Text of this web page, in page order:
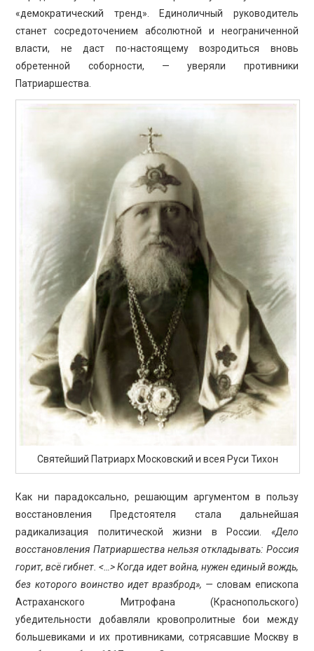
«демократический тренд». Единоличный руководитель
станет сосредоточением абсолютной и неограниченной
власти, не даст по-настоящему возродиться вновь
обретенной соборности, — уверяли противники
Патриаршества.
Святейший Патриарх Московский и всея Руси Тихон
Как ни парадоксально, решающим аргументом в пользу
восстановления Предстоятеля стала дальнейшая
радикализация политической жизни в России. «Дело
восстановления Патриаршества нельзя откладывать: Россия
горит, всё гибнет. <…> Когда идет война, нужен единый вождь,
без которого воинство идет вразброд», —словам епископа
Астраханского Митрофана (Краснопольского)
убедительности добавляли кровопролитные бои между
большевиками и их противниками, сотрясавшие Москву в